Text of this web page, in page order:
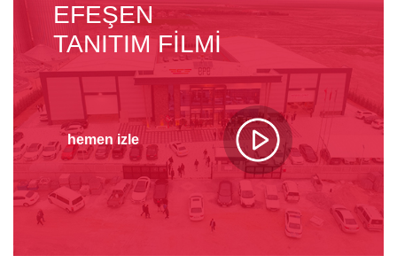
KÖPRÜ KESIM MAKINESI
EFEŞEN
TANITIM FILMI
hemen izle